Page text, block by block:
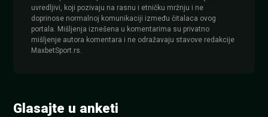
uvredljivi, koji pozivaju na rasnu i etničku mržnju i ne
doprinose normalnoj komunikaciji između čitalaca ovog
portala. Mišljenja iznešena u komentarima su privatno
mišljenje autora komentara i ne odražavaju stavove redakcije
MaxbetSport.rs.
Glasajte u anketi